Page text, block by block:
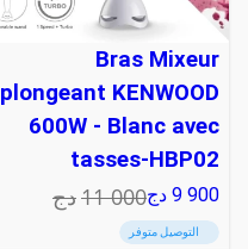
Bras Mixeur
plongeant KENWOOD
600W - Blanc avec
tasses-HBP02
9 900 دج11 000دج
التوصيل متوفر